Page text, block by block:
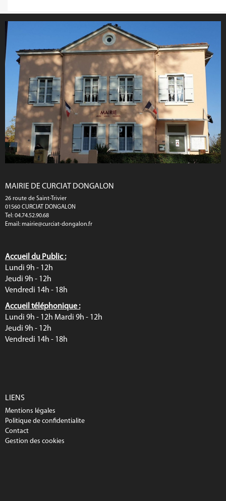
MAIRIE DE CURCIAT DONGALON
26 route de Saint-Trivier
01560 CURCIAT DONGALON
Tel: 04.74.52.90.68
Email: mairie@curciat-dongalon.fr
Accueil du Public :
Lundi 9h - 12h
Jeudi 9h - 12h
Vendredi 14h - 18h
Accueil téléphonique :
Lundi 9h - 12h Mardi 9h - 12h
Jeudi 9h - 12h
Vendredi 14h - 18h
LIENS
Mentions légales
Politique de confidentialite
Contact
Gestion des cookies